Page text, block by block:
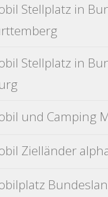
Stellplatz in
Stellplatz in
und Camping
Zielländer